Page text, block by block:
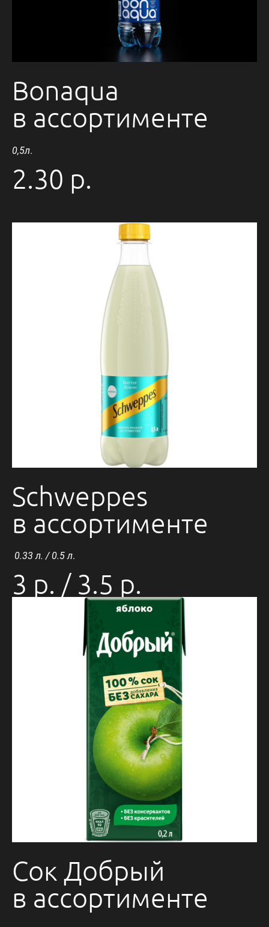
Bonaqua
в ассортименте
0,5л.
2.30 р.
Schweppes
в ассортименте
0.33 л. / 0.5 л.
3 р. / 3.5 р.
Сок Добрый
в ассортименте